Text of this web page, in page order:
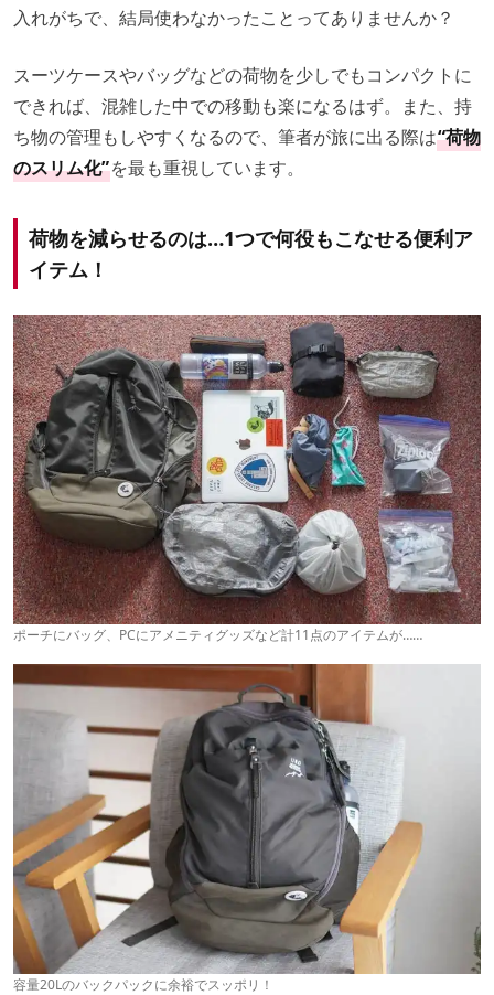
入れがちで、結局使わなかったことってありませんか？
スーツケースやバッグなどの荷物を少しでもコンパクトに
できれば、混雑した中での移動も楽になるはず。また、持
ち物の管理もしやすくなるので、筆者が旅に出る際は“荷物
のスリム化”を最も重視しています。
荷物を減らせるのは…1つで何役もこなせる便利ア
イテム！
ポーチにバッグ、PCにアメニティグッズなど計11点のアイテムが……
容量20Lのバックパックに余裕でスッポリ！